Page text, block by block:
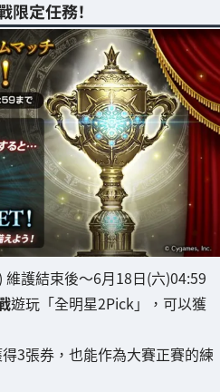
定任務！
護結束後～6月18日(六)04:59
遊玩「全明星2Pick」，可以獲
3張券，也能作為大賽正賽的練